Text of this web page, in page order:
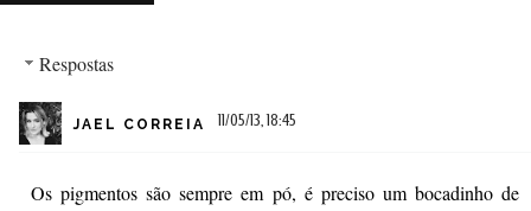
Respostas
JAEL CORREIA 11/05/13, 18:45
Os pigmentos são sempre em pó, é preciso um bocadinho de